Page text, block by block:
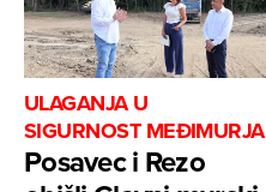
ULAGANJA U
SIGURNOST MEĐIMURJA
Posavec i Rezo